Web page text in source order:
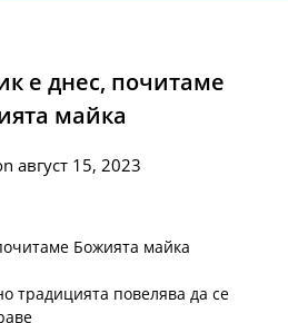
е днес, почитаме
майка
август 15, 2023
Божията майка
традицията повелява да се